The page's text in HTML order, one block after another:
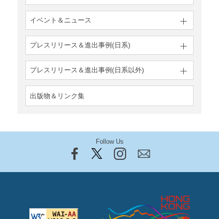
イベント＆ニュース
プレスリリース＆進出事例(日系)
プレスリリース＆進出事例(日系以外)
出版物＆リンク集
Follow Us